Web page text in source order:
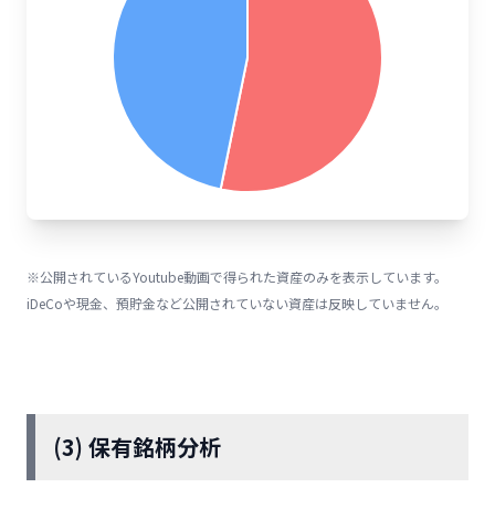
※公開されているYoutube動画で得られた資産のみを表示しています。
iDeCoや現金、預貯金など公開されていない資産は反映していません。
(3) 保有銘柄分析